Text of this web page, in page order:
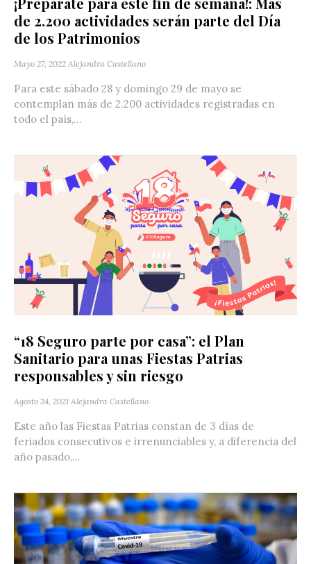
de 2.200 actividades serán parte del Día
de los Patrimonios
Mayo 27, 2022 Alejandra Castellano
Para este sábado 28 y domingo 29 de mayo se
contemplan más de 2.200 actividades registradas en
todo el país,...
“18 Seguro parte por casa”: el Plan
Sanitario para unas Fiestas Patrias
responsables y sin riesgo
Agosto 24, 2021 Alejandra Castellano
Este año las Fiestas Patrias constan de 3 días de
feriados consecutivos e irrenunciables y, a diferencia del
año pasado,...